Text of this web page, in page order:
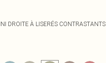
DROITE À LISERÉS CONTRASTANTS